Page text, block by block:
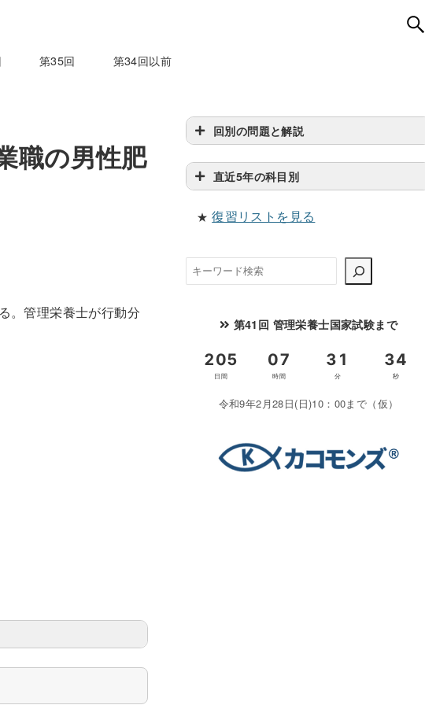
第35回 第34回以前
職の男性肥
。管理栄養士が行動分
回別の問題と解説
直近5年の科目別
★復習リストを見る
検
索
第41回 管理栄養士国家試験まで
令和9年2月28日(日)10：00まで（仮）